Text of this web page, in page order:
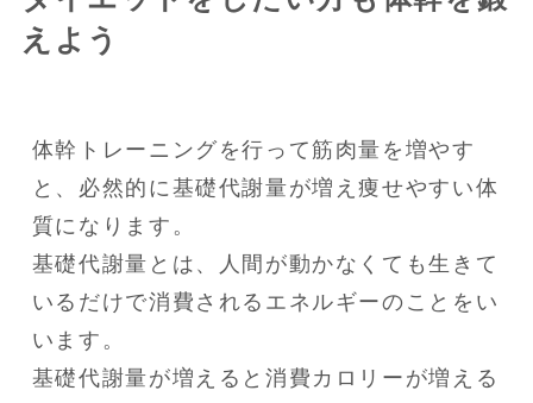
えよう
体幹トレーニングを行って筋肉量を増やす
と、必然的に基礎代謝量が増え痩せやすい体
質になります。
基礎代謝量とは、人間が動かなくても生きて
いるだけで消費されるエネルギーのことをい
います。
基礎代謝量が増えると消費カロリーが増える